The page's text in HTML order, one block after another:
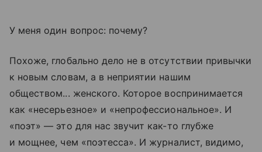
У меня один вопрос: почему?
Похоже, глобально дело не в отсутствии привычки
к новым словам, а в неприятии нашим
обществом... женского. Которое воспринимается
как «несерьезное» и «непрофессиональное». И
«поэт» — это для нас звучит как-то глубже
и мощнее, чем «поэтесса». И журналист, видимо,